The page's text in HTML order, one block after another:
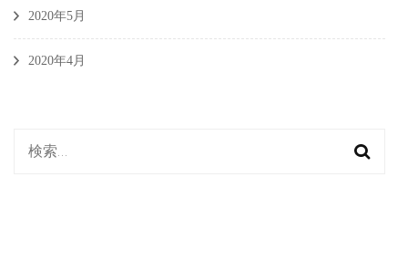
2020年5月
2020年4月
検